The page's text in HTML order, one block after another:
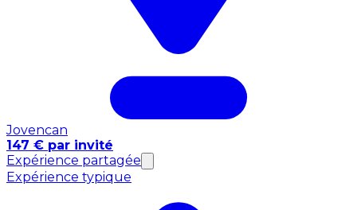
Jovencan
147 € par invité
Expérience partagée
Expérience typique